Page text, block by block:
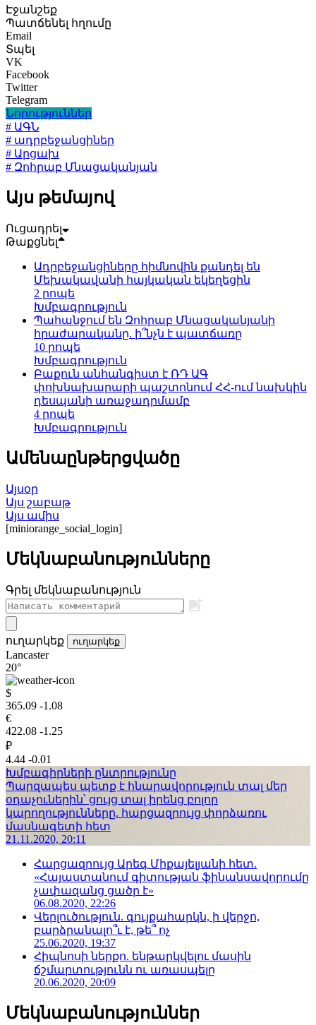
Էջանշեք
Պատճենել հղումը
Email
Տպել
VK
Facebook
Twitter
Telegram
Նորություններ
# ԱԳՆ
# ադրբեջանցիներ
# Արցախ
# Զոհրաբ Մնացականյան
Այս թեմայով
Ուցադրել
Թաքցնել
Ադրբեջանցիները հիմնովին քանդել են
Մեխակավանի հայկական եկեղեցին
2 րոպե
Խմբագրություն
Պահանջում են Զոհրաբ Մնացականյանի
հրաժարականը. ի՞նչն է պատճառը
10 րոպե
Խմբագրություն
Բաքուն անհանգիստ է ՌԴ ԱԳ
փոխնախարարի պաշտոնում ՀՀ-ում նախկին
դեսպանի առաջադրմամբ
4 րոպե
Խմբագրություն
Ամենաընթերցվածը
Այսօր
Այս շաբաթ
Այս ամիս
[miniorange_social_login]
Մեկնաբանությունները
Գրել մեկնաբանություն
ուղարկեք ուղարկեք
Lancaster
20°
$
365.09 -1.08
€
422.08 -1.25
₽
4.44 -0.01
Խմբագիրների ընտրությունը
Պարզապես պետք է հնարավորություն տալ մեր
օդաչուներին՝ ցույց տալ իրենց բոլոր
կարողությունները. հարցազրույց փորձառու
մասնագետի հետ
21.11.2020, 20:11
Հարցազրույց Արեգ Միքայելյանի հետ.
«Հայաստանում գիտության ֆինանսավորումը
չափազանց ցածր է»
06.08.2020, 22:26
Վերլուծություն. գույքահարկն, ի վերջո,
բարձրանալո՞ւ է, թե՞ ոչ
25.06.2020, 19:37
Հիպնոսի ներքո. ենթարկվելու մասին
ճշմարտությունն ու առասպելը
20.06.2020, 20:09
Մեկնաբանություններ